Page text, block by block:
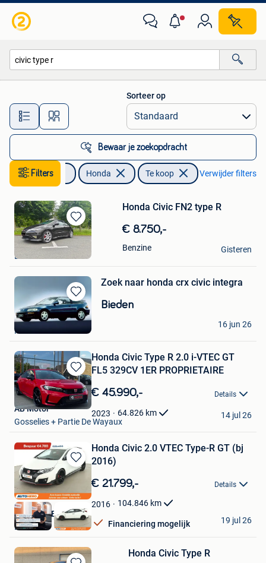
Alle afstanden…
Sorteer op
Bewaar je zoekopdracht
Filters
Auto's Honda Te koop Verwijder filters
Bewaren
in
Mijn
Favorieten
Honda Civic FN2 type R
€ 8.750,-
Benzine
Kevin
Lochristi
Gisteren
Bewaren
in
Favorieten
Zoek naar honda crx civic integra
Bieden
benoit
Fosses-La-Ville
16 jun 26
Bewaren
in
Mijn
Favorieten
Honda Civic Type R 2.0 i-VTEC GT
FL5 329CV 1ER PROPRIETAIRE
€ 45.990,- Details
2023 64.826 km
AB Motor
Gosselies + Partie De Wayaux
14 jul 26
Bewaren
in
Favorieten
Honda Civic 2.0 VTEC Type-R GT (bj
2016)
€ 21.799,- Details
2016 104.846 km
Financiering mogelijk
Autohero België
Brussel
19 jul 26
Honda Civic Type R